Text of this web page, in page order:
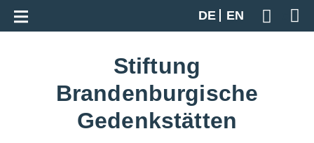
DE
EN
Geben
Zur Gesamtübersicht
Stiftung
Brandenburgische
Gedenkstätten